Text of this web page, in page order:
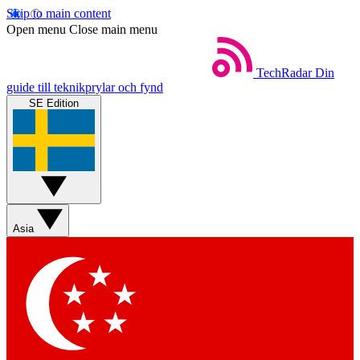
Skip to main content
Open menu Close main menu
TechRadar Din
guide till teknikprylar och fynd
SE Edition
Asia